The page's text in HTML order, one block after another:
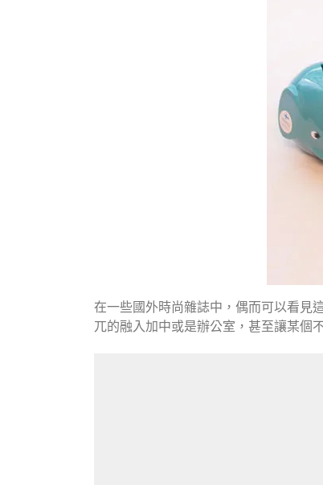
在一些國外時尚雜誌中，偶而可以看見
兀的融入加中或是辦公室，甚至讓某個